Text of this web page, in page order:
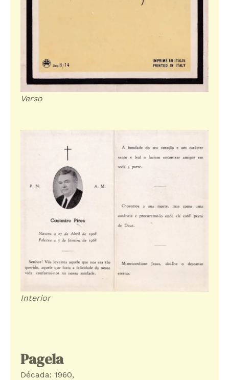
Verso
Interior
Pagela
Década: 1960,